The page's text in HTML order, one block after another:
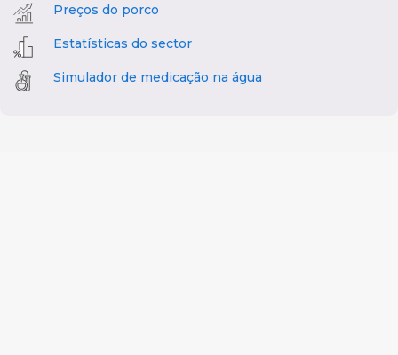
Preços do porco
Estatísticas do sector
Simulador de medicação na água